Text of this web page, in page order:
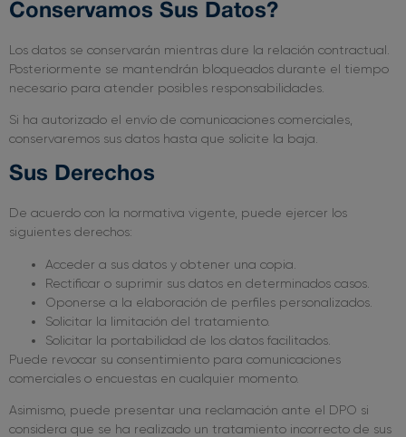
Conservamos Sus Datos?
Los datos se conservarán mientras dure la relación contractual.
Posteriormente se mantendrán bloqueados durante el tiempo
necesario para atender posibles responsabilidades.
Si ha autorizado el envío de comunicaciones comerciales,
conservaremos sus datos hasta que solicite la baja.
Sus Derechos
De acuerdo con la normativa vigente, puede ejercer los
siguientes derechos:
Acceder a sus datos y obtener una copia.
Rectificar o suprimir sus datos en determinados casos.
Oponerse a la elaboración de perfiles personalizados.
Solicitar la limitación del tratamiento.
Solicitar la portabilidad de los datos facilitados.
Puede revocar su consentimiento para comunicaciones
comerciales o encuestas en cualquier momento.
Asimismo, puede presentar una reclamación ante el DPO si
considera que se ha realizado un tratamiento incorrecto de sus